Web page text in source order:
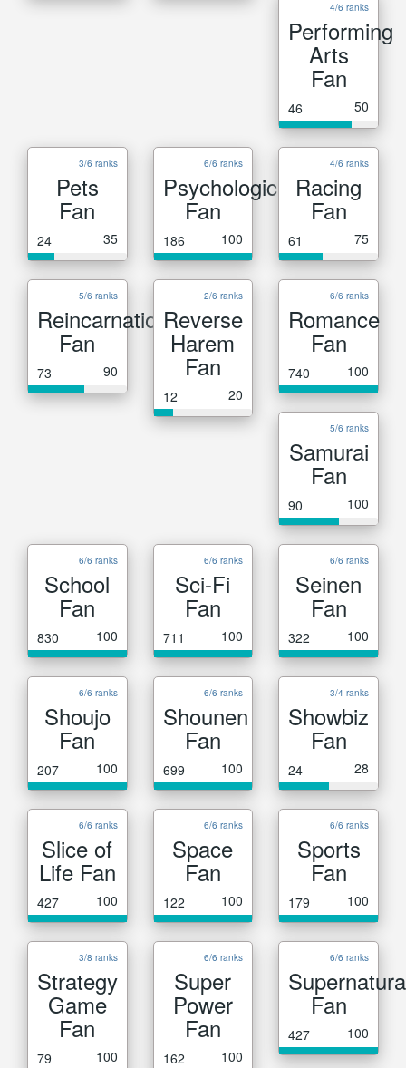
4/6 ranks
Performing
Arts
Fan
46 50
3/6 ranks
Pets
Fan
24 35
6/6 ranks
Psychological
Fan
186 100
4/6 ranks
Racing
Fan
61 75
5/6 ranks
Reincarnation
Fan
73 90
2/6 ranks
Reverse
Harem
Fan
12 20
6/6 ranks
Romance
Fan
740 100
5/6 ranks
Samurai
Fan
90 100
6/6 ranks
School
Fan
830 100
6/6 ranks
Sci-Fi
Fan
711 100
6/6 ranks
Seinen
Fan
322 100
6/6 ranks
Shoujo
Fan
207 100
6/6 ranks
Shounen
Fan
699 100
3/4 ranks
Showbiz
Fan
24 28
6/6 ranks
Slice of
Life Fan
427 100
6/6 ranks
Space
Fan
122 100
6/6 ranks
Sports
Fan
179 100
3/8 ranks
Strategy
Game
Fan
79 100
6/6 ranks
Super
Power
Fan
162 100
6/6 ranks
Fan
427 100